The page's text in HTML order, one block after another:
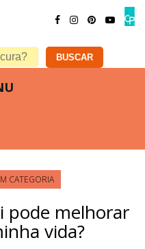
CATEGORIA
pode melhorar
vida?